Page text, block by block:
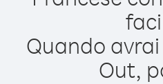
Quando
Out,